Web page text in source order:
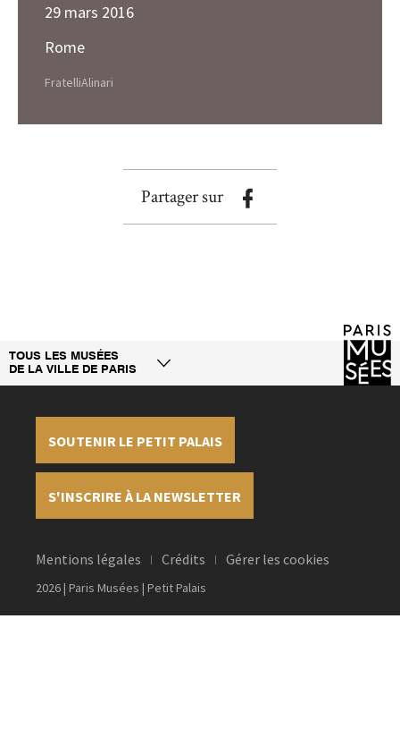
29 mars 2016
Rome
FratelliAlinari
Partager sur
TOUS LES MUSÉES
DE LA VILLE DE PARIS
SOUTENIR LE PETIT PALAIS
S'INSCRIRE À LA NEWSLETTER
Mentions légales Crédits Gérer les cookies
2026 | Paris Musées | Petit Palais